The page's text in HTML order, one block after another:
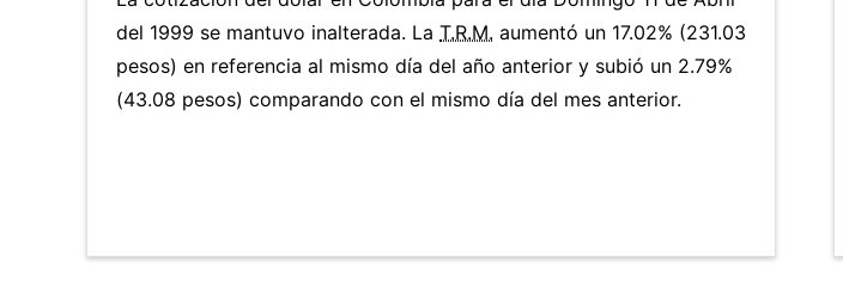
del 1999 se mantuvo inalterada. La T.R.M. aumentó un 17.02% (231.03
pesos) en referencia al mismo día del año anterior y subió un 2.79%
(43.08 pesos) comparando con el mismo día del mes anterior.